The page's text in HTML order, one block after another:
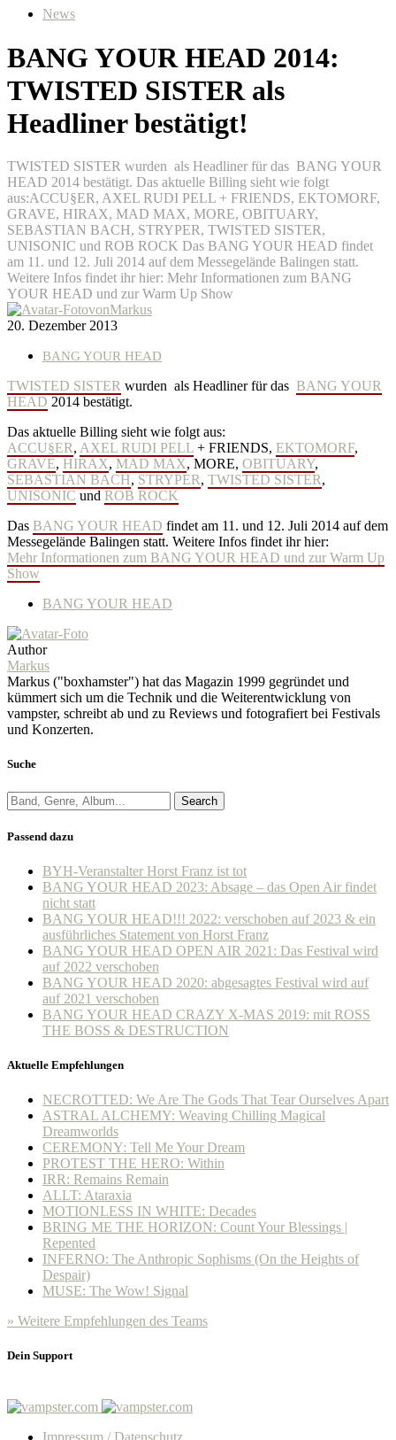
News
BANG YOUR HEAD 2014:
TWISTED SISTER als
Headliner bestätigt!
TWISTED SISTER wurden als Headliner für das BANG YOUR
HEAD 2014 bestätigt. Das aktuelle Billing sieht wie folgt
aus:ACCU§ER, AXEL RUDI PELL + FRIENDS, EKTOMORF,
GRAVE, HIRAX, MAD MAX, MORE, OBITUARY,
SEBASTIAN BACH, STRYPER, TWISTED SISTER,
UNISONIC und ROB ROCK Das BANG YOUR HEAD findet
am 11. und 12. Juli 2014 auf dem Messegelände Balingen statt.
Weitere Infos findet ihr hier: Mehr Informationen zum BANG
YOUR HEAD und zur Warm Up Show
vonMarkus
20. Dezember 2013
BANG YOUR HEAD
TWISTED SISTER wurden als Headliner für das BANG YOUR
HEAD 2014 bestätigt.
Das aktuelle Billing sieht wie folgt aus:
ACCU§ER, AXEL RUDI PELL + FRIENDS, EKTOMORF,
GRAVE, HIRAX, MAD MAX, MORE, OBITUARY,
SEBASTIAN BACH, STRYPER, TWISTED SISTER,
UNISONIC und ROB ROCK
Das BANG YOUR HEAD findet am 11. und 12. Juli 2014 auf dem
Messegelände Balingen statt. Weitere Infos findet ihr hier:
Mehr Informationen zum BANG YOUR HEAD und zur Warm Up
Show
BANG YOUR HEAD
Author
Markus
Markus ("boxhamster") hat das Magazin 1999 gegründet und
kümmert sich um die Technik und die Weiterentwicklung von
vampster, schreibt ab und zu Reviews und fotografiert bei Festivals
und Konzerten.
Suche
Search
Passend dazu
BYH-Veranstalter Horst Franz ist tot
BANG YOUR HEAD 2023: Absage – das Open Air findet
nicht statt
BANG YOUR HEAD!!! 2022: verschoben auf 2023 & ein
ausführliches Statement von Horst Franz
BANG YOUR HEAD OPEN AIR 2021: Das Festival wird
auf 2022 verschoben
BANG YOUR HEAD 2020: abgesagtes Festival wird auf
auf 2021 verschoben
BANG YOUR HEAD CRAZY X-MAS 2019: mit ROSS
THE BOSS & DESTRUCTION
Aktuelle Empfehlungen
NECROTTED: We Are The Gods That Tear Ourselves Apart
ASTRAL ALCHEMY: Weaving Chilling Magical
Dreamworlds
CEREMONY: Tell Me Your Dream
PROTEST THE HERO: Within
IRR: Remains Remain
ALLT: Ataraxia
MOTIONLESS IN WHITE: Decades
BRING ME THE HORIZON: Count Your Blessings |
Repented
INFERNO: The Anthropic Sophisms (On the Heights of
Despair)
MUSE: The Wow! Signal
» Weitere Empfehlungen des Teams
Dein Support
Impressum / Datenschutz